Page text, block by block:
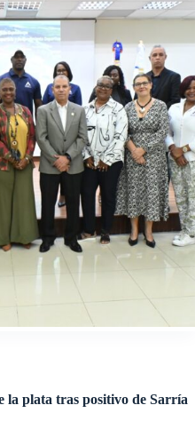
la plata tras positivo de Sarría